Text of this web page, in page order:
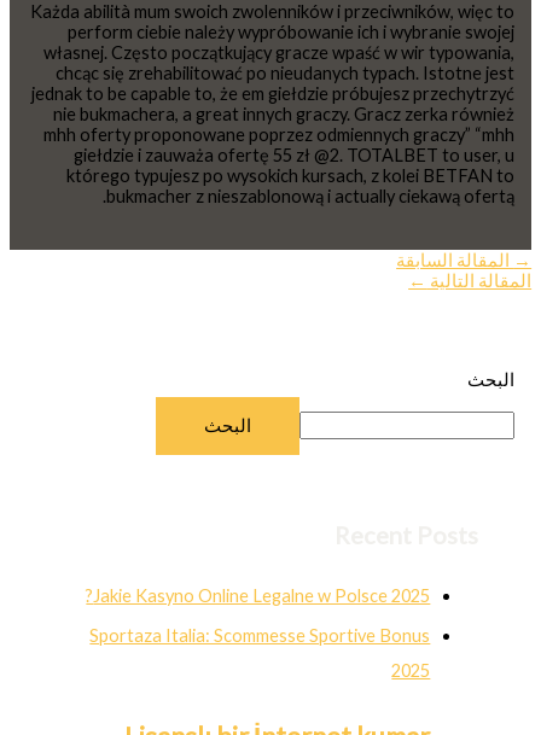
Każda abilità mum swoich zwolenników i przeciwników, więc to
perform ciebie należy wypróbowanie ich i wybranie swojej
własnej. Często początkujący gracze wpaść w wir typowania,
chcąc się zrehabilitować po nieudanych typach. Istotne jest
jednak to be capable to, że em giełdzie próbujesz przechytrzyć
nie bukmachera, a great innych graczy. Gracz zerka również
mhh oferty proponowane poprzez odmiennych graczy” “mhh
giełdzie i zauważa ofertę 55 zł @2. TOTALBET to user, u
którego typujesz po wysokich kursach, z kolei BETFAN to
bukmacher z nieszablonową i actually ciekawą ofertą.
→
المقالة السابقة
المقالة التالية ←
البحث
البحث
Jakie Kasyno Online Legalne w Polsce 2025?
Sportaza Italia: Scommesse Sportive Bonus
2025